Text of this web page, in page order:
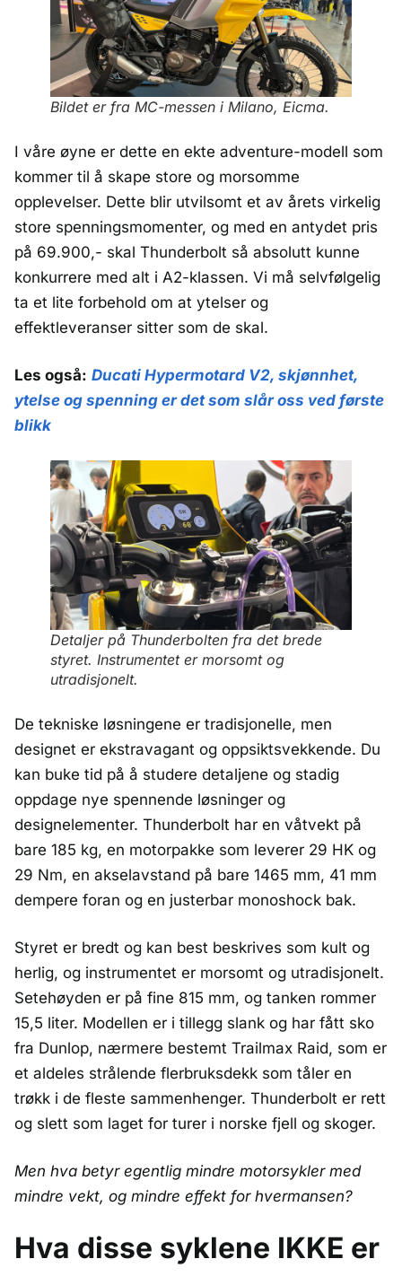
Bildet er fra MC-messen i Milano, Eicma.
I våre øyne er dette en ekte adventure-modell som
kommer til å skape store og morsomme
opplevelser. Dette blir utvilsomt et av årets virkelig
store spenningsmomenter, og med en antydet pris
på 69.900,- skal Thunderbolt så absolutt kunne
konkurrere med alt i A2-klassen. Vi må selvfølgelig
ta et lite forbehold om at ytelser og
effektleveranser sitter som de skal.
Les også: Ducati Hypermotard V2, skjønnhet,
ytelse og spenning er det som slår oss ved første
blikk
Detaljer på Thunderbolten fra det brede
styret. Instrumentet er morsomt og
utradisjonelt.
De tekniske løsningene er tradisjonelle, men
designet er ekstravagant og oppsiktsvekkende. Du
kan buke tid på å studere detaljene og stadig
oppdage nye spennende løsninger og
designelementer. Thunderbolt har en våtvekt på
bare 185 kg, en motorpakke som leverer 29 HK og
29 Nm, en akselavstand på bare 1465 mm, 41 mm
dempere foran og en justerbar monoshock bak.
Styret er bredt og kan best beskrives som kult og
herlig, og instrumentet er morsomt og utradisjonelt.
Setehøyden er på fine 815 mm, og tanken rommer
15,5 liter. Modellen er i tillegg slank og har fått sko
fra Dunlop, nærmere bestemt Trailmax Raid, som er
et aldeles strålende flerbruksdekk som tåler en
trøkk i de fleste sammenhenger. Thunderbolt er rett
og slett som laget for turer i norske fjell og skoger.
Men hva betyr egentlig mindre motorsykler med
mindre vekt, og mindre effekt for hvermansen?
Hva disse syklene IKKE er